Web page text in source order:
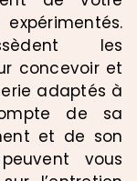
les
concevoir et
adaptés à
de sa
et de son
vous